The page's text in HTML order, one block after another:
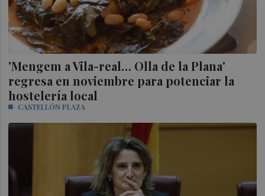
'Mengem a Vila-real… Olla de la Plana'
regresa en noviembre para potenciar la
hostelería local
CASTELLÓN PLAZA